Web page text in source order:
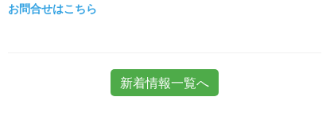
お問合せはこちら
新着情報一覧へ